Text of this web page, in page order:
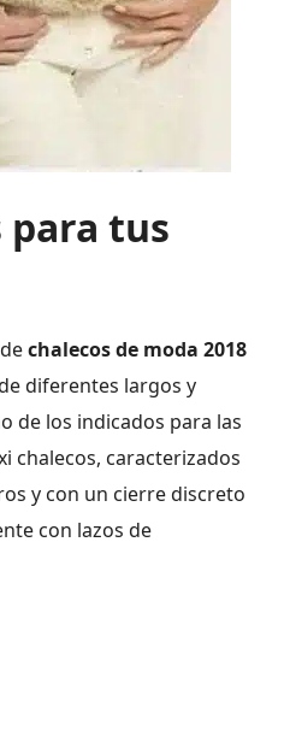
para tus
chalecos de moda 2018
diferentes largos y
de los indicados para las
chalecos, caracterizados
y con un cierre discreto
con lazos de